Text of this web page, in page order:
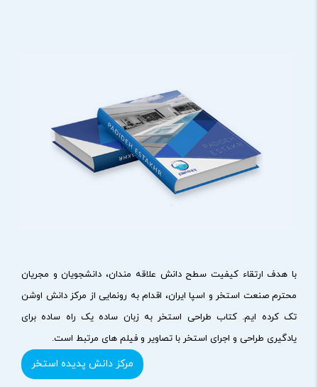
با هدف ارتقاء کیفیت سطح دانش علاقه مندان، دانشجویان و مجریان
محترم صنعت استخر و اسپا ایران، اقدام به رونمایی از مرکز دانش اوشن
تک کرده ایم. کتاب طراحی استخر به زبان ساده یک راه ساده برای
یادگیری طراحی و اجرای استخر با تصاویر و فیلم های مرتبط است.
مرکز دانش پدیده استخر